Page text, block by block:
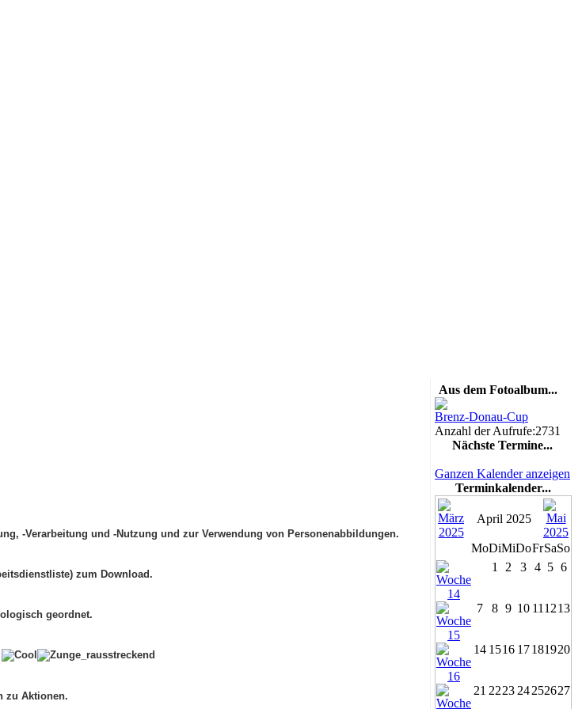
-Verarbeitung und -Nutzung und zur Verwendung von Personenabbildungen.
zum Download.
geordnet.
zu Aktionen.
Aus dem Fotoalbum...
Brenz-Donau-Cup
Anzahl der Aufrufe:2731
Nächste Termine...
Ganzen Kalender anzeigen
Terminkalender...
April 2025
MoDiMiDoFrSaSo
1
2 3 4 5 6
7 8 9 10 11 1213
14 1516 17181920
21 2223 24252627